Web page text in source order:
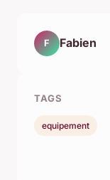
F Fabien
TAGS
equipement